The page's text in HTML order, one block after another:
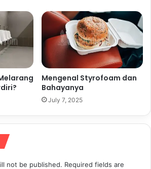
Mengenal Styrofoam dan
Bahayanya
July 7, 2025
not be published. Required fields are